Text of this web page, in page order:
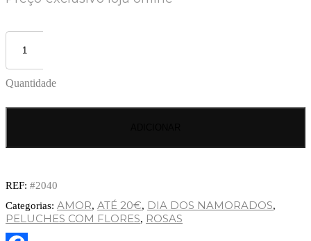
Quantidade
REF: #2040
Categorias: AMOR, ATÉ 20€, DIA DOS NAMORADOS,
PELUCHES COM FLORES, ROSAS